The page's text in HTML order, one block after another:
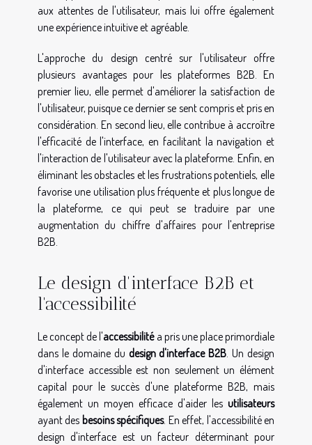
aux attentes de l'utilisateur, mais lui offre également
une expérience intuitive et agréable.
L'approche du design centré sur l'utilisateur offre
plusieurs avantages pour les plateformes B2B. En
premier lieu, elle permet d'améliorer la satisfaction de
l'utilisateur, puisque ce dernier se sent compris et pris en
considération. En second lieu, elle contribue à accroître
l'efficacité de l'interface, en facilitant la navigation et
l'interaction de l'utilisateur avec la plateforme. Enfin, en
éliminant les obstacles et les frustrations potentiels, elle
favorise une utilisation plus fréquente et plus longue de
la plateforme, ce qui peut se traduire par une
augmentation du chiffre d'affaires pour l'entreprise
B2B.
Le design d'interface B2B et
l'accessibilité
Le concept de l'accessibilitéa pris une place primordiale
dans le domaine du design d'interface B2B . Un design
d'interface accessible est non seulement un élément
capital pour le succès d'une plateforme B2B, mais
également un moyen efficace d'aider les utilisateurs
ayant des besoins spécifiques. En effet, l'accessibilité en
design d'interface est un facteur déterminant pour